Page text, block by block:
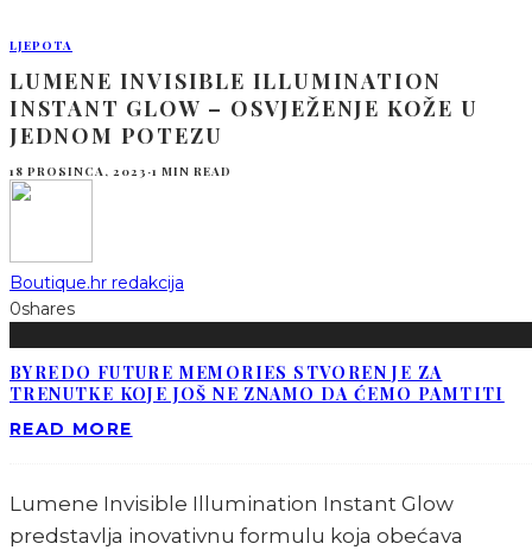
LJEPOTA
LUMENE INVISIBLE ILLUMINATION
INSTANT GLOW – OSVJEŽENJE KOŽE U
JEDNOM POTEZU
18 PROSINCA, 2023 ·1 MIN READ
Boutique.hr redakcija
0shares
BYREDO FUTURE MEMORIES STVOREN JE ZA
TRENUTKE KOJE JOŠ NE ZNAMO DA ĆEMO PAMTITI
READ MORE
Lumene Invisible Illumination Instant Glow
predstavlja inovativnu formulu koja obećava